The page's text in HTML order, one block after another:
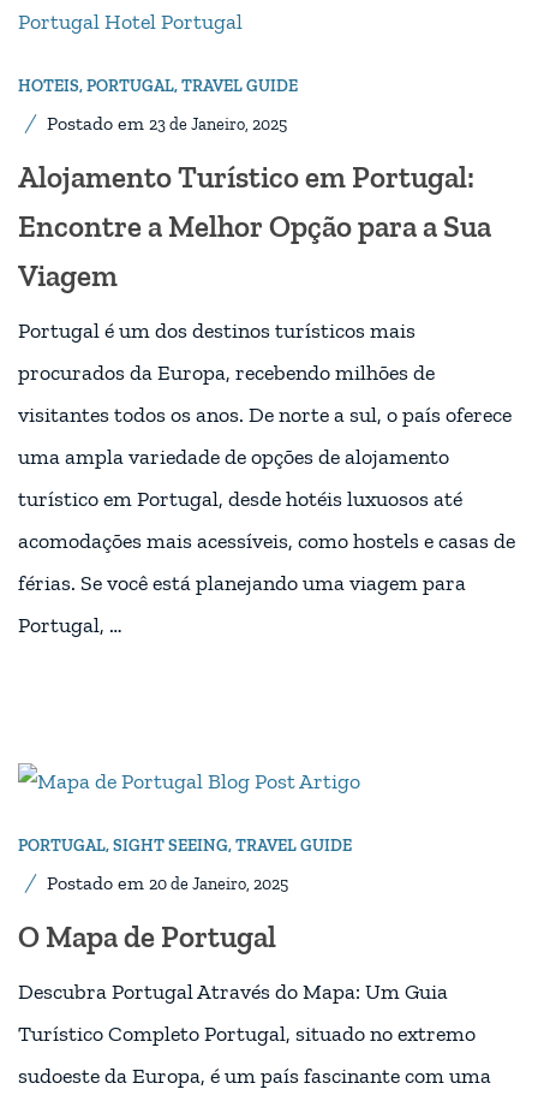
HOTEIS,PORTUGAL,TRAVEL GUIDE
Postado em 23 de Janeiro, 2025
Alojamento Turístico em Portugal:
Encontre a Melhor Opção para a Sua
Viagem
Portugal é um dos destinos turísticos mais
procurados da Europa, recebendo milhões de
visitantes todos os anos. De norte a sul, o país oferece
uma ampla variedade de opções de alojamento
turístico em Portugal, desde hotéis luxuosos até
acomodações mais acessíveis, como hostels e casas de
férias. Se você está planejando uma viagem para
Portugal, …
PORTUGAL,SIGHT SEEING,TRAVEL GUIDE
Postado em 20 de Janeiro, 2025
O Mapa de Portugal
Descubra Portugal Através do Mapa: Um Guia
Turístico Completo Portugal, situado no extremo
sudoeste da Europa, é um país fascinante com uma